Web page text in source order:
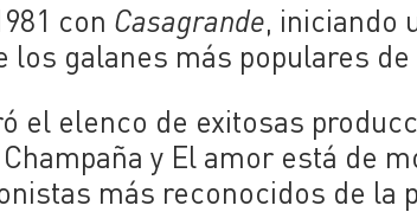
con Casagrande, iniciando
galanes más populares de
el elenco de exitosas
Champaña y El amor está de
más reconocidos de la